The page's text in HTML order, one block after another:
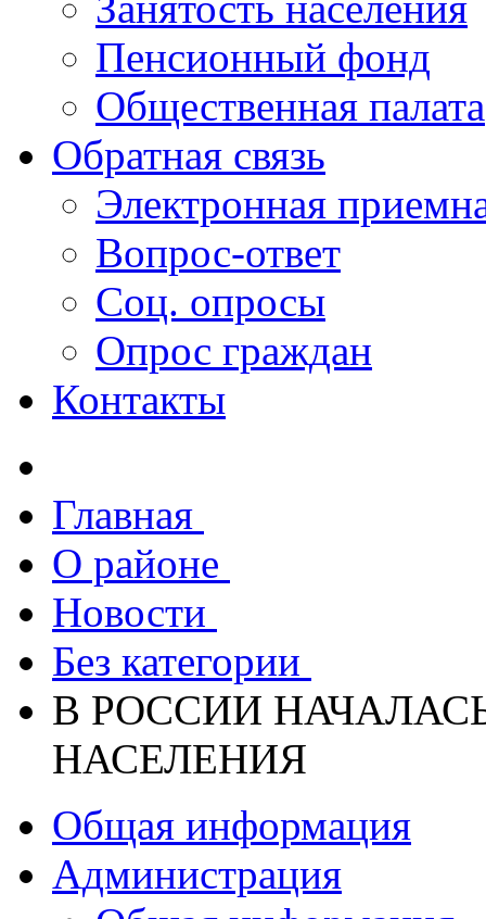
Пенсионный фонд
Общественная палата
Обратная связь
Электронная
Вопрос-ответ
Соц. опросы
Опрос граждан
Контакты
Главная
О районе
Новости
Без категории
В РОССИИ
НАСЕЛЕНИЯ
Общая информация
Администрация